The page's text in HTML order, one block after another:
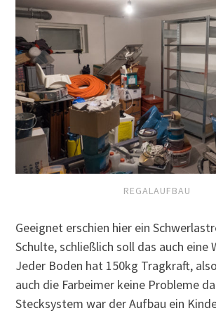
REGALAUFBAU
Geeignet erschien hier ein
Schulte, schließlich soll das auch eine
Jeder Boden hat 150kg Tragkraft,
auch die Farbeimer keine Probleme
Stecksystem war der Aufbau ein